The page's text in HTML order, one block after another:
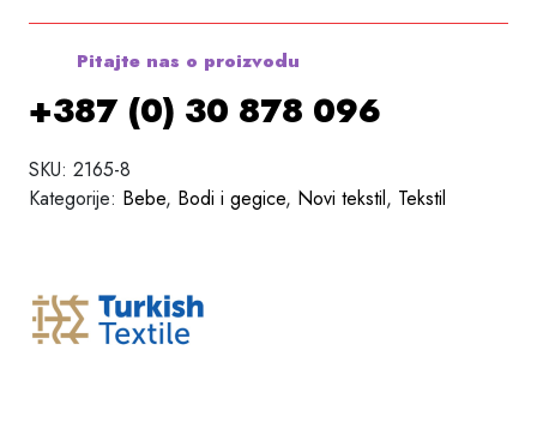
Pitajte nas o proizvodu
+387 (0) 30 878 096
SKU: 2165-8
Kategorije: Bebe, Bodi i gegice, Novi tekstil, Tekstil